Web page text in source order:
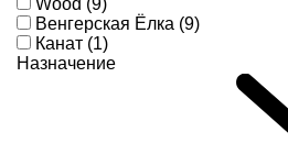
Wood (9)
Венгерская Ёлка (9)
Канат (1)
Назначение